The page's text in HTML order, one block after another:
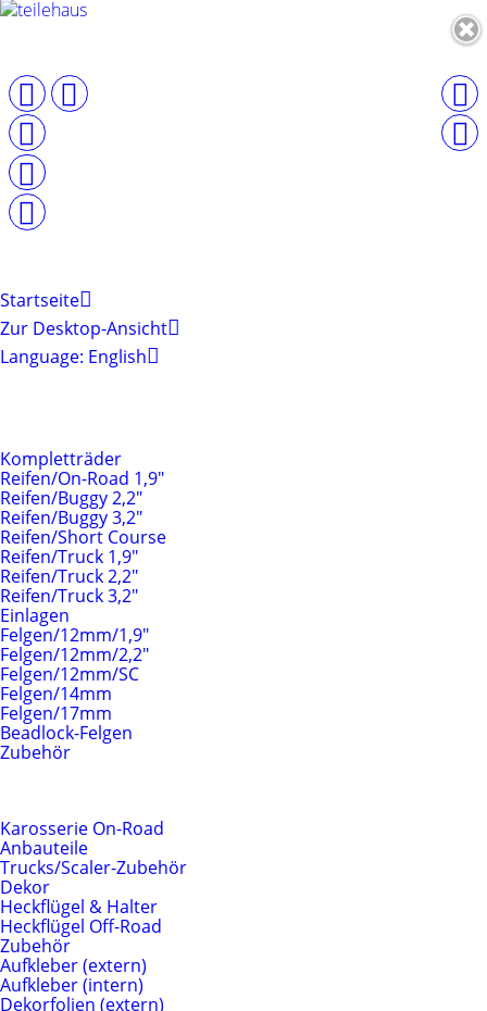
Startseite
Zur Desktop-Ansicht
Language: English
Kompletträder
Reifen/On-Road 1,9"
Reifen/Buggy 2,2"
Reifen/Buggy 3,2"
Reifen/Short Course
Reifen/Truck 1,9"
Reifen/Truck 2,2"
Reifen/Truck 3,2"
Einlagen
Felgen/12mm/1,9"
Felgen/12mm/2,2"
Felgen/12mm/SC
Felgen/14mm
Felgen/17mm
Beadlock-Felgen
Zubehör
Karosserie On-Road
Anbauteile
Trucks/Scaler-Zubehör
Dekor
Heckflügel & Halter
Heckflügel Off-Road
Zubehör
Aufkleber (extern)
Aufkleber (intern)
Dekorfolien (extern)